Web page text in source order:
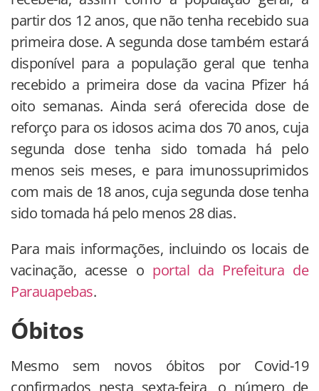
partir dos 12 anos, que não tenha recebido sua
primeira dose. A segunda dose também estará
disponível para a população geral que tenha
recebido a primeira dose da vacina Pfizer há
oito semanas. Ainda será oferecida dose de
reforço para os idosos acima dos 70 anos, cuja
segunda dose tenha sido tomada há pelo
menos seis meses, e para imunossuprimidos
com mais de 18 anos, cuja segunda dose tenha
sido tomada há pelo menos 28 dias.
Para mais informações, incluindo os locais de
vacinação, acesse o portal da Prefeitura de
Parauapebas.
Óbitos
Mesmo sem novos óbitos por Covid-19